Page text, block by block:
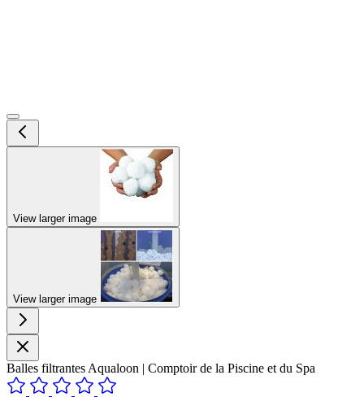
View larger image
View larger image
Balles filtrantes Aqualoon | Comptoir de la Piscine et du Spa